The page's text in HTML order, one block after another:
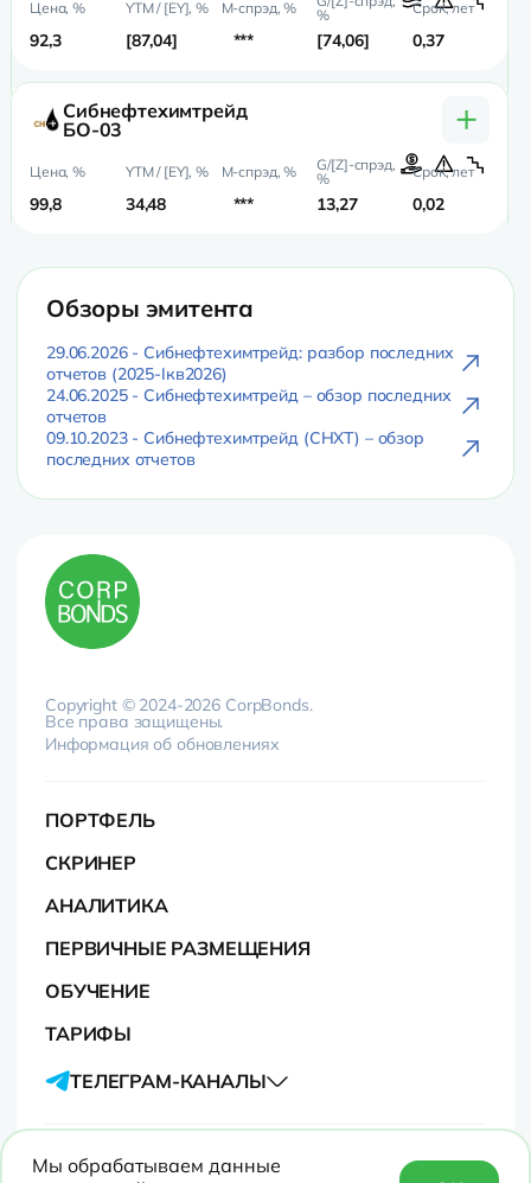
92,3 87,04 *** 74,06 0,37
Сибнефтехимтрейд
БО-03
+
99,8 34,48 *** 13,27 0,02
Обзоры эмитента
29.06.2026 - Сибнефтехимтрейд: разбор последних
отчетов (2025-Iкв2026)
24.06.2025 - Сибнефтехимтрейд – обзор последних
отчетов
09.10.2023 - Сибнефтехимтрейд (СНХТ) – обзор
последних отчетов
Copyright © 2024-2026 CorpBonds.
Все права защищены.
Информация об обновлениях
ПОРТФЕЛЬ
СКРИНЕР
АНАЛИТИКА
ПЕРВИЧНЫЕ РАЗМЕЩЕНИЯ
ОБУЧЕНИЕ
ТАРИФЫ
ТЕЛЕГРАМ-КАНАЛЫ
Контакты
Мы обрабатываем данные